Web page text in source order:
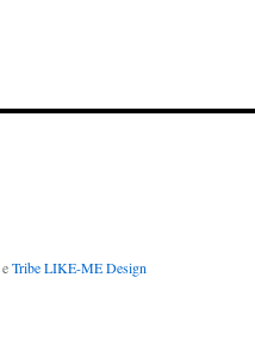
eTribe LIKE-ME Design